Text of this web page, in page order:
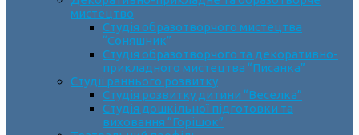
мистецтво
Cтудія образотворчого мистецтва
“Соняшник”
Студія образотворчого та декоративно-
прикладного мистецтва “Писанка”
Студії раннього розвитку
Студія розвитку дитини “Веселка”
Студія дошкільної підготовки та
виховання “Горішок”